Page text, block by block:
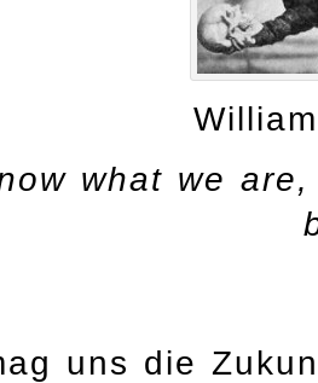
what we
uns die